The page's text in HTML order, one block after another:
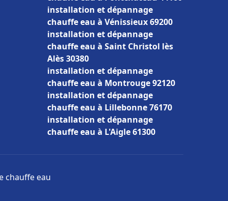
installation et dépannage
chauffe eau à Vénissieux 69200
installation et dépannage
chauffe eau à Saint Christol lès
Alès 30380
installation et dépannage
chauffe eau à Montrouge 92120
installation et dépannage
chauffe eau à Lillebonne 76170
installation et dépannage
chauffe eau à L'Aigle 61300
chauffe eau